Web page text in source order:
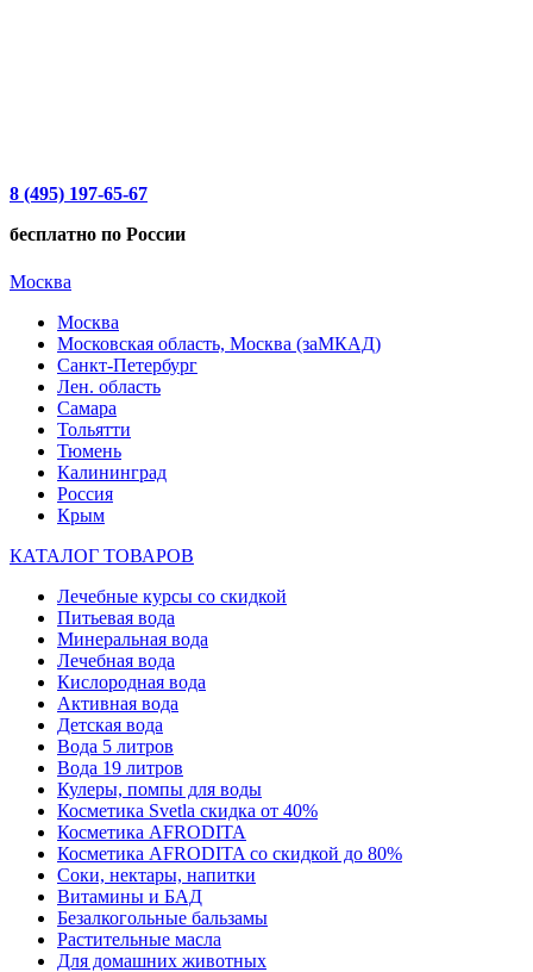
8 (495) 197-65-67
бесплатно по России
Москва
Москва
Московская область, Москва (заМКАД)
Санкт-Петербург
Лен. область
Самара
Тольятти
Тюмень
Калининград
Россия
Крым
КАТАЛОГ ТОВАРОВ
Лечебные курсы со скидкой
Питьевая вода
Минеральная вода
Лечебная вода
Кислородная вода
Активная вода
Детская вода
Вода 5 литров
Вода 19 литров
Кулеры, помпы для воды
Косметика Svetla скидка от 40%
Косметика AFRODITA
Косметика AFRODITA со скидкой до 80%
Соки, нектары, напитки
Витамины и БАД
Безалкогольные бальзамы
Растительные масла
Для домашних животных